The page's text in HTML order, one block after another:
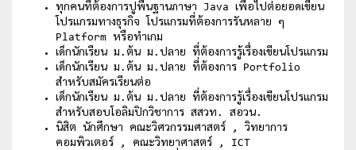
ทุกคนที่ต้องการปูพื้นฐานภาษา Java เพื่อไปต่อยอดเขียน
โปรแกรมทางธุรกิจ โปรแกรมที่ต้องการรันหลาย ๆ
Platform หรือทำเกม
เด็กนักเรียน ม.ต้น ม.ปลาย ที่ต้องการรู้เรื่องเขียนโปรแกรม
เด็กนักเรียน ม.ต้น ม.ปลาย ที่ต้องการ Portfolio
สำหรับสมัครเรียนต่อ
เด็กนักเรียน ม.ต้น ม.ปลาย ที่ต้องการรู้เรื่องเขียนโปรแกรม
สำหรับสอบโอลิมปิกวิชาการ สสวท. สอวน.
นิสิต นักศึกษา คณะวิศวกรรมศาสตร์ , วิทยาการ
คอมพิวเตอร์ , คณะวิทยาศาสตร์ , ICT